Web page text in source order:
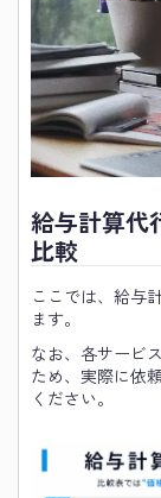
給与計算代
比較
ここでは、給与
ます。
なお、各サービ
ため、実際に依
ください。